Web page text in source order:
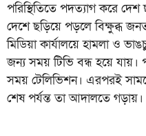
পরিস্থিতিতে পদত্যাগ করে
দেশে ছড়িয়ে পড়লে বিক্ষুব্ধ
মিডিয়া কার্যালয়ে হামলা ও
জন্য সময় টিভি বন্ধ হয়ে
সময় টেলিভিশন। এরপরই সামনে
শেষ পর্যন্ত তা আদালতে গড়ায়।